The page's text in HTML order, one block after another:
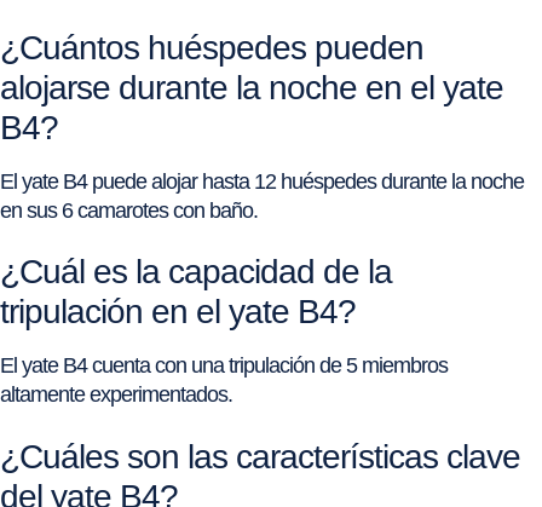
¿Cuántos huéspedes pueden
alojarse durante la noche en el yate
B4?
El yate B4 puede alojar hasta 12 huéspedes durante la noche
en sus 6 camarotes con baño.
¿Cuál es la capacidad de la
tripulación en el yate B4?
El yate B4 cuenta con una tripulación de 5 miembros
altamente experimentados.
¿Cuáles son las características clave
del yate B4?